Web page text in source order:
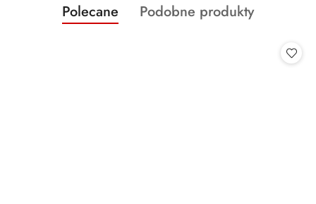
Pomiń karuzelę produktów
Produkty
o
Polecane
Produkty
Podobne produkty